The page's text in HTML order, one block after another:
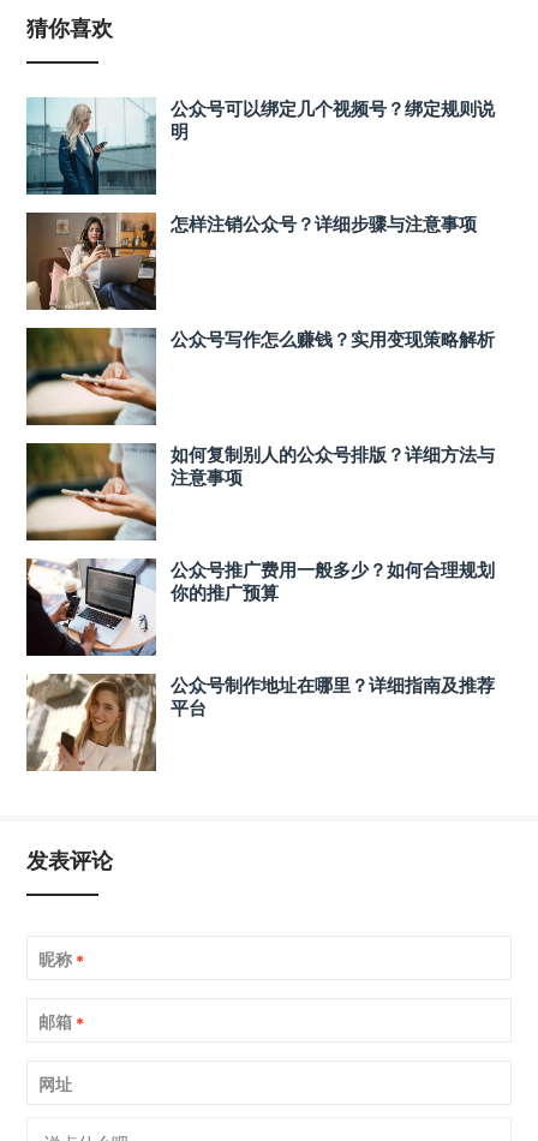
猜你喜欢
公众号可以绑定几个视频号？绑定规则说
明
怎样注销公众号？详细步骤与注意事项
公众号写作怎么赚钱？实用变现策略解析
如何复制别人的公众号排版？详细方法与
注意事项
公众号推广费用一般多少？如何合理规划
你的推广预算
公众号制作地址在哪里？详细指南及推荐
平台
发表评论
昵称 *
邮箱 *
网址